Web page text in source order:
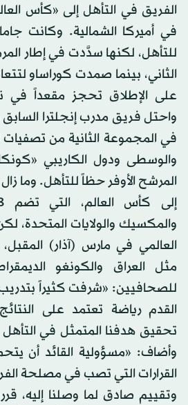
في أميركا الشمالية. وكانت
الثاني، بينما صمدت كوراساو
على الإطلاق تحجز مقعداً في
واحتل فريق مدرب إنجلترا السابق
في المجموعة الثانية من تصفيات
والوسطى ودول الكاريبي
المرشح الأوفر حظاً للتأهل. وما
والمكسيك والولايات المتحدة،
العالمي في مارس (آذار)
مثل العراق والكونغو
للصحافيين: «شرفت كثيراً
القدم رياضة تعتمد على
تحقيق هدفنا المتمثل في
وأضاف: «مسؤولية القائد أن
القرارات التي تصب في مصلحة
وتقييم صادق لما وصلنا إليه،